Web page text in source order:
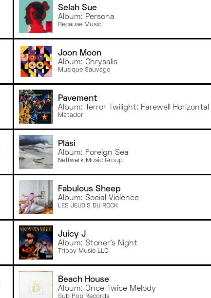
2023
2022
2022
Selah Sue
Album: Persona
Because Music
Joon Moon
Album: Chrysalis
Musique Sauvage
Pavement
Album: Terror Twilight: Farewell Horizontal
Matador
Plàsi
Album: Foreign Sea
Nettwerk Music Group
Fabulous Sheep
Album: Social Violence
LES JEUDIS DU ROCK
Juicy J
Album: Stoner's Night
Trippy Music LLC
Beach House
Album: Once Twice Melody
Sub Pop Records